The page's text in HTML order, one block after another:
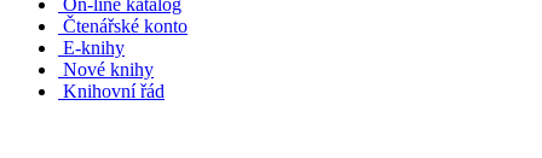
On-line katalog
Čtenářské konto
E-knihy
Nové knihy
Knihovní řád